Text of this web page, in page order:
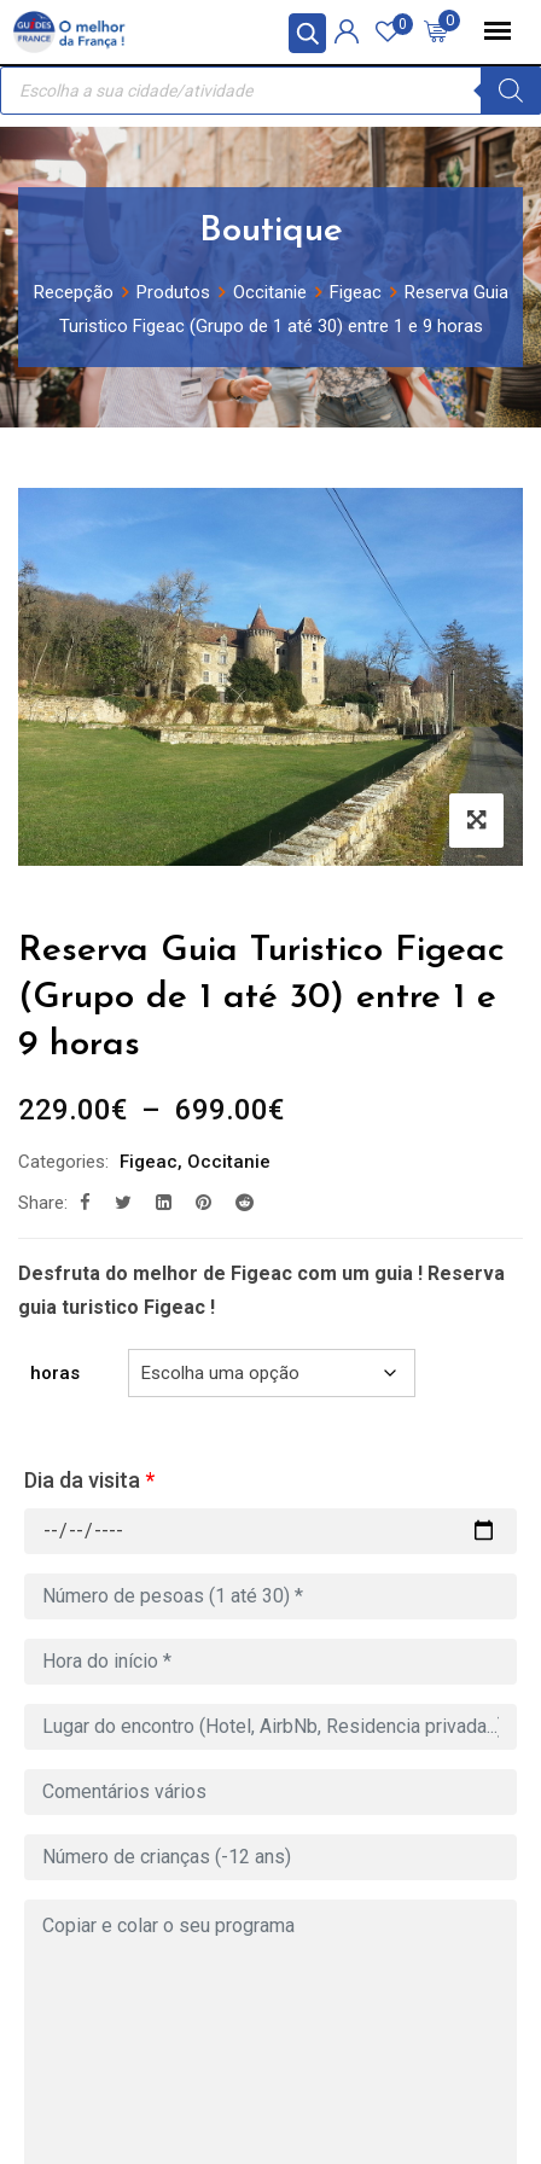
Painel de Gerenciamento de Cookies
Skip
content
0
0
Recherche
produits
Boutique
Recepção Produtos Occitanie Figeac
Reserva Guia
Turistico Figeac (Grupo de 1 até 30) entre 1 e 9 horas
Reserva Guia Turistico Figeac
(Grupo de 1 até 30) entre 1 e
9 horas
229.00€ – 699.00€Plage
699.00€
Categories: Figeac, Occitanie
Share:
Desfruta do melhor de Figeac com um guia ! Reserva
guia turistico Figeac !
horas
Dia da visita *